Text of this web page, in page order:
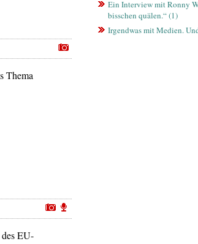
Thema
EU-
Ein Interview mit Ronny
bisschen quälen.“ (1)
Irgendwas mit Medien.